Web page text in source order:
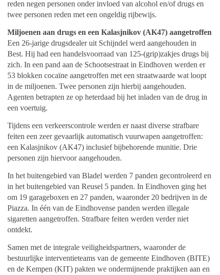
reden negen personen onder invloed van alcohol en/of drugs en
twee personen reden met een ongeldig rijbewijs.
Miljoenen aan drugs en een Kalasjnikov (AK47) aangetroffen
Een 26-jarige drugsdealer uit Schijndel werd aangehouden in
Best. Hij had een handelsvoorraad van 125-(grip)zakjes drugs bij
zich. In een pand aan de Schootsestraat in Eindhoven werden er
53 blokken cocaïne aangetroffen met een straatwaarde wat loopt
in de miljoenen. Twee personen zijn hierbij aangehouden.
Agenten betrapten ze op heterdaad bij het inladen van de drug in
een voertuig.
Tijdens een verkeerscontrole werden er naast diverse strafbare
feiten een zeer gevaarlijk automatisch vuurwapen aangetroffen:
een Kalasjnikov (AK47) inclusief bijbehorende munitie. Drie
personen zijn hiervoor aangehouden.
In het buitengebied van Bladel werden 7 panden gecontroleerd en
in het buitengebied van Reusel 5 panden. In Eindhoven ging het
om 19 garageboxen en 27 panden, waaronder 20 bedrijven in de
Piazza. In één van de Eindhovense panden werden illegale
sigaretten aangetroffen. Strafbare feiten werden verder niet
ontdekt.
Samen met de integrale veiligheidspartners, waaronder de
bestuurlijke interventieteams van de gemeente Eindhoven (BITE)
en de Kempen (KIT) pakten we ondermijnende praktijken aan en